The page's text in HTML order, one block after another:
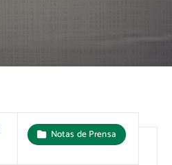
Notas de Prensa